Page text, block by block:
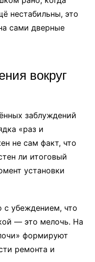
нестабильны, это
сами дверные
вокруг
заблуждений
«раз и
не сам факт, что
ли итоговый
установки
с убеждением, что
— это мелочь. На
формируют
ремонта и